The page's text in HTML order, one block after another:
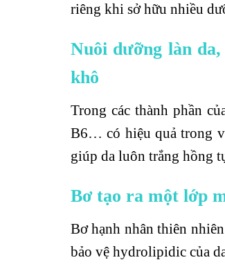
riêng khi sở hữu nhiều
Nuôi dưỡng làn
khô
Trong các thành phần
B6… có hiệu quả trong
giúp da luôn trắng hồng
Bơ tạo ra một lớp
Bơ hạnh nhân thiên
bảo vệ hydrolipidic của